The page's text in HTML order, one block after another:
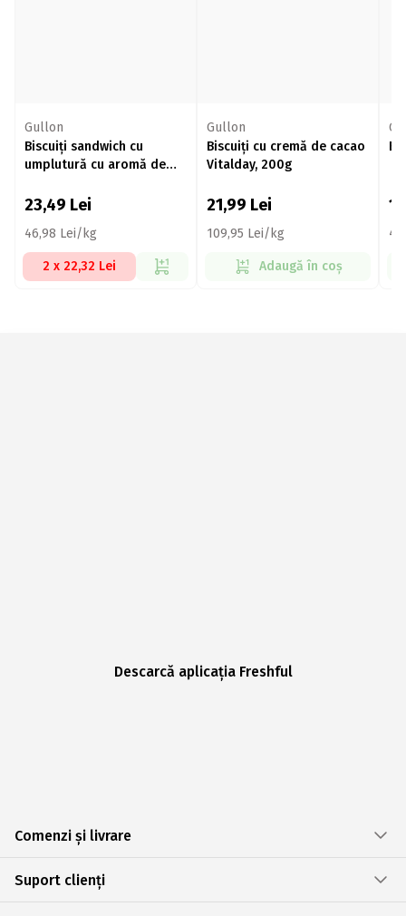
Gullon
Biscuiți sandwich cu
umplutură cu aromă de
23,49 Lei
46,98 Lei/kg
2 x 22,32 Lei
Gullon
Biscuiți cu cremă de cacao
Vitalday, 200g
21,99 Lei
109,95 Lei/kg
Adaugă în coș
Descarcă aplicația Freshful
Comenzi și livrare
Suport clienți